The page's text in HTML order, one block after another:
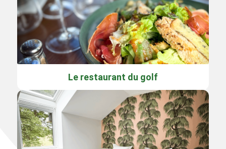
Le restaurant du golf